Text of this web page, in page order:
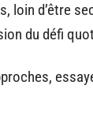
loin d’être
du défi